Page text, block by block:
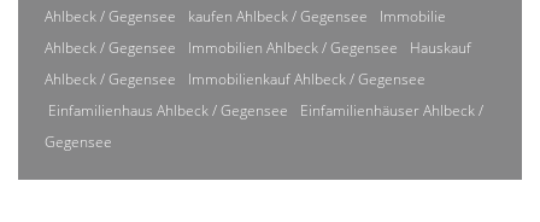
Ahlbeck / Gegensee
kaufen Ahlbeck / Gegensee
Immobilie
Ahlbeck / Gegensee
Immobilien Ahlbeck / Gegensee
Hauskauf
Ahlbeck / Gegensee
Immobilienkauf Ahlbeck / Gegensee
Einfamilienhaus Ahlbeck / Gegensee
Einfamilienhäuser Ahlbeck /
Gegensee